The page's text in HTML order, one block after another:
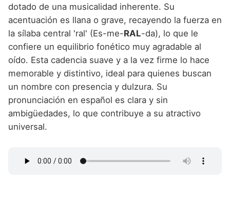
dotado de una musicalidad inherente. Su
acentuación es llana o grave, recayendo la fuerza en
la sílaba central 'ral' (Es-me-RAL-da), lo que le
confiere un equilibrio fonético muy agradable al
oído. Esta cadencia suave y a la vez firme lo hace
memorable y distintivo, ideal para quienes buscan
un nombre con presencia y dulzura. Su
pronunciación en español es clara y sin
ambigüedades, lo que contribuye a su atractivo
universal.